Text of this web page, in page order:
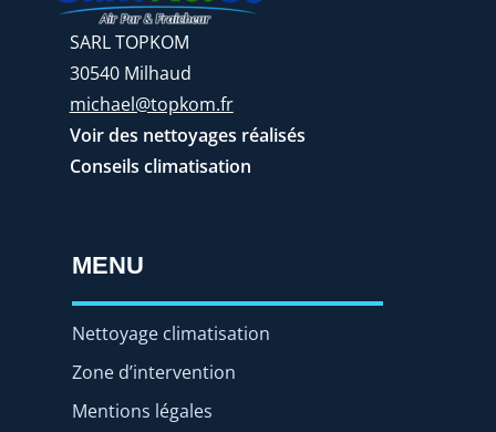
SARL TOPKOM
30540 Milhaud
michael@topkom.fr
Voir des nettoyages réalisés
Conseils climatisation
MENU
Nettoyage climatisation
Zone d’intervention
Mentions légales